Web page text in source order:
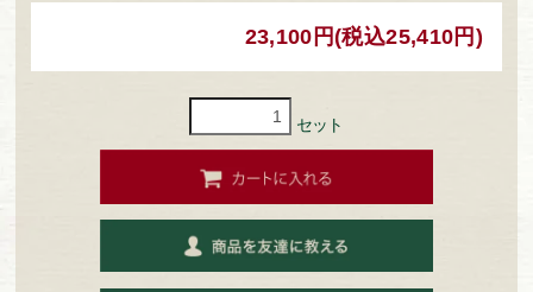
23,100円(税込25,410円)
セット